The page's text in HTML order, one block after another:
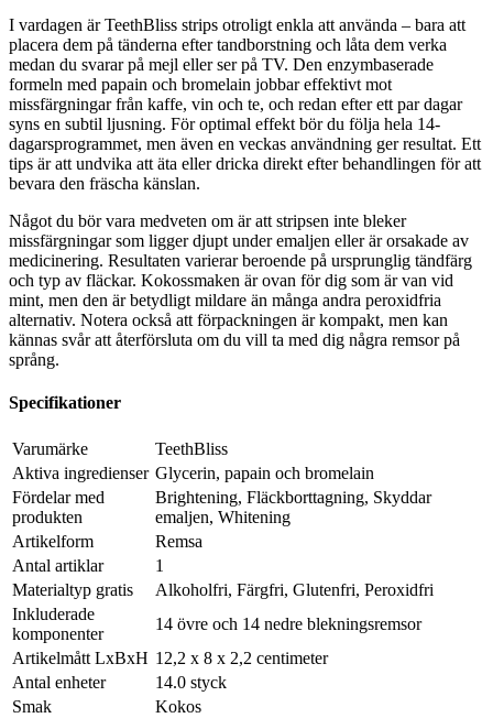
I vardagen är TeethBliss strips otroligt enkla att använda – bara att
placera dem på tänderna efter tandborstning och låta dem verka
medan du svarar på mejl eller ser på TV. Den enzymbaserade
formeln med papain och bromelain jobbar effektivt mot
missfärgningar från kaffe, vin och te, och redan efter ett par dagar
syns en subtil ljusning. För optimal effekt bör du följa hela 14-
dagarsprogrammet, men även en veckas användning ger resultat. Ett
tips är att undvika att äta eller dricka direkt efter behandlingen för att
bevara den fräscha känslan.
Något du bör vara medveten om är att stripsen inte bleker
missfärgningar som ligger djupt under emaljen eller är orsakade av
medicinering. Resultaten varierar beroende på ursprunglig tändfärg
och typ av fläckar. Kokossmaken är ovan för dig som är van vid
mint, men den är betydligt mildare än många andra peroxidfria
alternativ. Notera också att förpackningen är kompakt, men kan
kännas svår att återförsluta om du vill ta med dig några remsor på
språng.
Specifikationer
Varumärke
TeethBliss
Aktiva ingredienser Glycerin, papain och bromelain
Fördelar med
produkten
Brightening, Fläckborttagning, Skyddar
emaljen, Whitening
Artikelform
Remsa
Antal artiklar
1
Materialtyp gratis
Alkoholfri, Färgfri, Glutenfri, Peroxidfri
Inkluderade
komponenter
14 övre och 14 nedre blekningsremsor
Artikelmått LxBxH 12,2 x 8 x 2,2 centimeter
Antal enheter
14.0 styck
Smak
Kokos